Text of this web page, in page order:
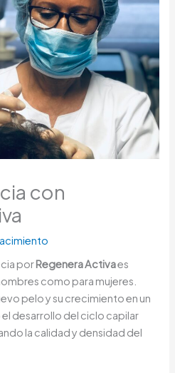
con
porRegenera Activaes
como para mujeres.
pelo y su crecimiento en un
desarrollo del ciclo capilar
la calidad y densidad del